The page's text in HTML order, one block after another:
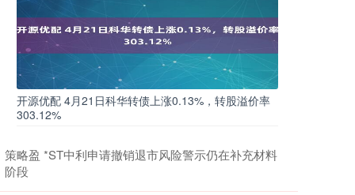
开源优配 4月21日科华转债上涨0.13%，转股溢价率
303.12%
策略盈 *ST中利申请撤销退市风险警示仍在补充材料
阶段